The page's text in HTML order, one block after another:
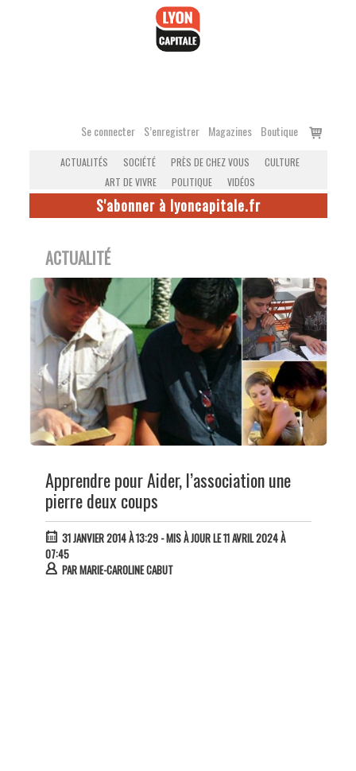
Se connecter S’enregistrer Magazines Boutique
Voir
ACTUALITÉS SOCIÉTÉ PRÈS DE CHEZ VOUS
CULTURE
ART DE VIVRE
POLITIQUE VIDÉOS
S'abonner à lyoncapitale.fr
ACTUALITÉ
Apprendre pour Aider, l’association une
pierre deux coups
31 JANVIER 2014 À 13:29- MIS À JOUR LE 11 AVRIL 2024 À
07:45
PARMARIE-CAROLINE CABUT